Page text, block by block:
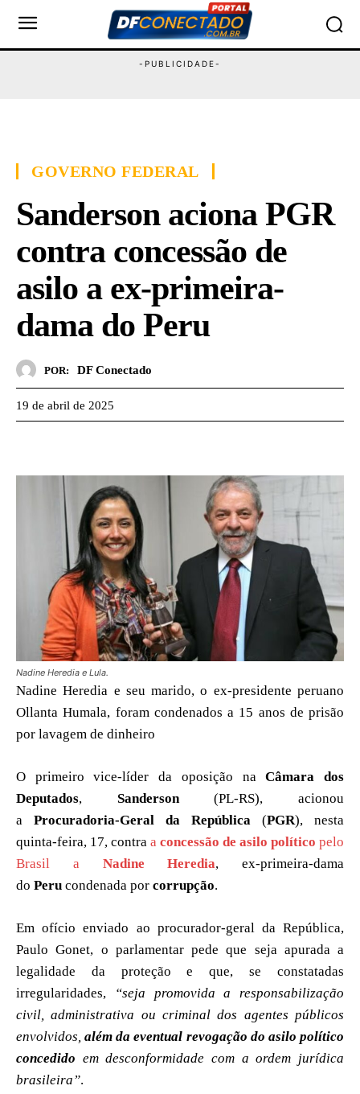
GOVERNO FEDERAL
Sanderson aciona PGR
contra concessão de
asilo a ex-primeira-
dama do Peru
POR: DF Conectado
19 de abril de 2025
Nadine Heredia e Lula.
Nadine Heredia e seu marido, o ex-presidente peruano
Ollanta Humala, foram condenados a 15 anos de prisão
por lavagem de dinheiro
O primeiro vice-líder da oposição naCâmara dos
Deputados, Sanderson(PL-RS), acionou
a Procuradoria-Geral da República (PGR), nesta
quinta-feira, 17, contra a concessão de asilo político pelo
Brasil a Nadine Heredia, ex-primeira-dama
do Peru condenada por corrupção.
Em ofício enviado ao procurador-geral da República,
Paulo Gonet, o parlamentar pede que seja apurada a
legalidade da proteção e que, se constatadas
irregularidades,
“seja promovida a responsabilização
civil, administrativa ou criminal dos agentes públicos
envolvidos,além da eventual revogação do asilo político
concedido em desconformidade com a ordem jurídica
brasileira”.